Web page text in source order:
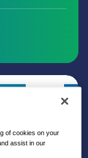
of cookies on your
assist in our